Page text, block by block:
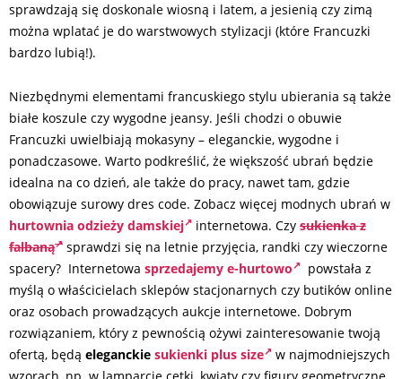
sprawdzają się doskonale wiosną i latem, a jesienią czy zimą
można wplatać je do warstwowych stylizacji (które Francuzki
bardzo lubią!).
Niezbędnymi elementami francuskiego stylu ubierania są także
białe koszule czy wygodne jeansy. Jeśli chodzi o obuwie
Francuzki uwielbiają mokasyny – eleganckie, wygodne i
ponadczasowe. Warto podkreślić, że większość ubrań będzie
idealna na co dzień, ale także do pracy, nawet tam, gdzie
obowiązuje surowy dres code. Zobacz więcej modnych ubrań w
hurtownia odzieży damskiej
internetowa. Czy sukienka z
falbaną
sprawdzi się na letnie przyjęcia, randki czy wieczorne
spacery? Internetowa sprzedajemy e-hurtowo
powstała z
myślą o właścicielach sklepów stacjonarnych czy butików online
oraz osobach prowadzących aukcje internetowe. Dobrym
rozwiązaniem, który z pewnością ożywi zainteresowanie twoją
ofertą, będą eleganckie sukienki plus size
w najmodniejszych